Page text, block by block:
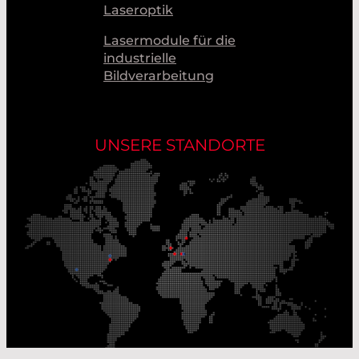
Laseroptik
Lasermodule für die
industrielle
Bildverarbeitung
UNSERE STANDORTE